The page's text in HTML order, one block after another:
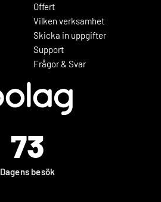
Offert
Vilken verksamhet
Skicka in uppgifter
Support
Frågor & Svar
73
Dagens besök